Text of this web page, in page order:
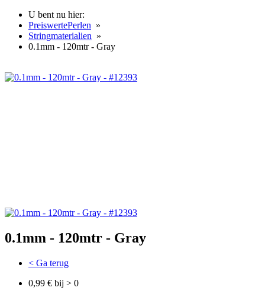
U bent nu hier:
PreiswertePerlen »
Stringmaterialien »
0.1mm - 120mtr - Gray
0.1mm - 120mtr - Gray
< Ga terug
0,99 € bij > 0